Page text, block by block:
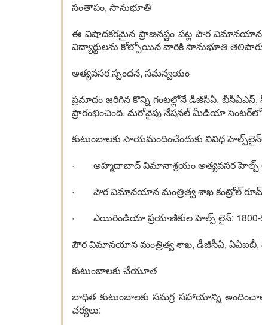
సంతాపం, సానుభూతి
ఈ విషాదకరమైన ప్రాణనష్టం పట్ల పౌర విమానయాన
విద్యార్థులను కోల్పోయిన వారికి సానుభూతి
అత్యవసర స్పందన, సమన్వయం
ప్రమాదం జరిగిన కొన్ని గంటల్లోనే డీజీసీఏ,
ప్రారంభించింది. మరోవైపు నేషనల్ మీడియా
కుటుంబాలకు సాయమందించేందుకు వివిధ
· అహ్మదాబాద్ విమానాశ్రయం అత్యవసర హెల్ప్
· పౌర విమానయాన మంత్రిత్వ శాఖ కంట్రోల్ రూమ్:
· ఎయిరిండియా ప్రయాణికుల హెల్ప్ లైన్: 1800-
పౌర విమానయాన మంత్రిత్వ శాఖ, డీజీసీఏ, ఏఏఐబీ,
కుటుంబాలకు చేయూత
బాధిత కుటుంబాలకు సమగ్ర సహాయాన్ని
చర్యలు: